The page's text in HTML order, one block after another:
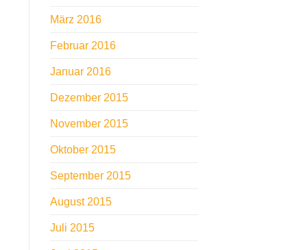
März 2016
Februar 2016
Januar 2016
Dezember 2015
November 2015
Oktober 2015
September 2015
August 2015
Juli 2015